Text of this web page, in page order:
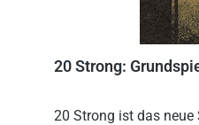
20 Strong:
20 Strong ist das neue